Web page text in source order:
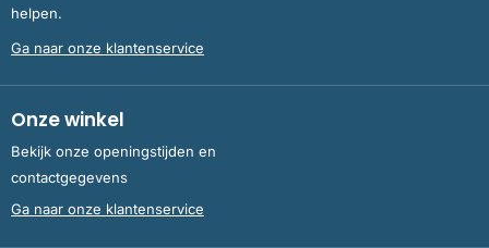
helpen.
Ga naar onze klantenservice
Onze winkel
Bekijk onze openingstijden en
contactgegevens
Ga naar onze klantenservice